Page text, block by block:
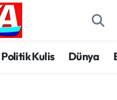
Politik Kulis Dünya